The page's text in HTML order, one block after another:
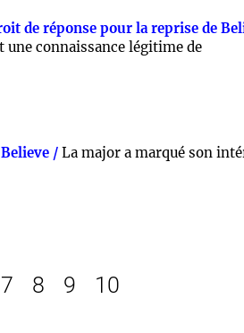
de réponse pour la reprise de
une connaissance légitime de
/ La major a marqué son
7 8 9 10